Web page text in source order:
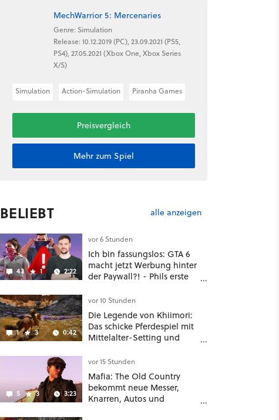
MechWarrior 5: Mercenaries
Genre: Simulation
Release: 10.12.2019 (PC), 23.09.2021 (PS5,
PS4), 27.05.2021 (Xbox One, Xbox Series
X/S)
Simulation Action-Simulation Piranha Games
Preisvergleich
Mehr zum Spiel
BELIEBT alle anzeigen
43 1 2:22
vor 6 Stunden
Ich bin fassungslos: GTA 6
macht jetzt Werbung hinter
der Paywall?! - Phils erste
Deal
1 3 0:42
vor 10 Stunden
Die Legende von Khiimori:
Das schicke Pferdespiel mit
Mittelalter-Setting und
noch größer und
gefährlicher
5 3 3:23
vor 15 Stunden
Mafia: The Old Country
bekommt neue Messer,
Knarren, Autos und